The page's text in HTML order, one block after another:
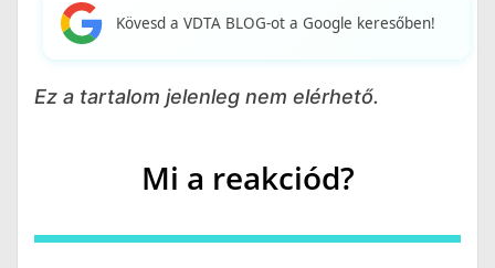
Kövesd a VDTA BLOG-ot a Google keresőben!
Ez a tartalom jelenleg nem elérhető.
Mi a reakciód?